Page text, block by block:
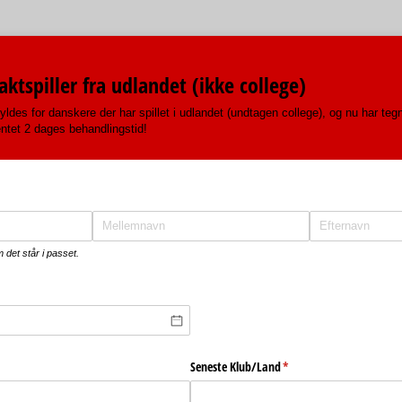
fra udlandet (ikke college)
for danskere der har spillet i udlandet (undtagen college), og nu har
2 dages behandlingstid!
det står i passet.
Seneste Klub/​Land*
(påkrævet)